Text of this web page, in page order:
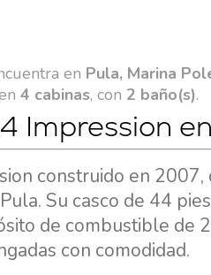
en Pula, Marina
4 cabinas, con 2 baño(s).
Impression
construido en
Su casco de 44
de combustible de
con comodidad.